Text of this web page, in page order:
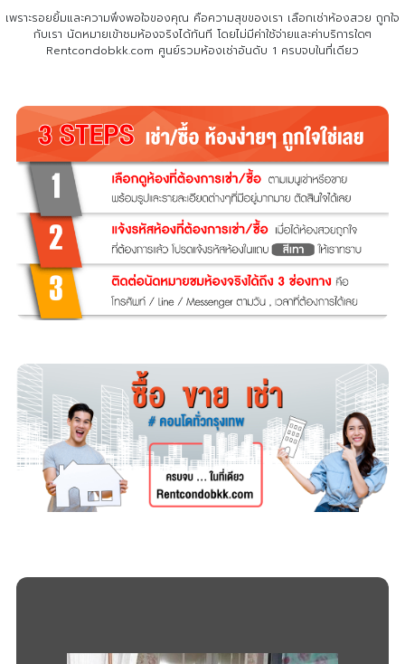
เพราะรอยยิ้มและความพึงพอใจของคุณ คือความสุขของเรา เลือกเช่าห้องสวย ถูกใจ
กับเรา นัดหมายเข้าชมห้องจริงได้ทันที โดยไม่มีค่าใช้จ่ายและค่าบริการใดๆ
Rentcondobkk.com ศูนย์รวมห้องเช่าอันดับ 1 ครบจบในที่เดียว